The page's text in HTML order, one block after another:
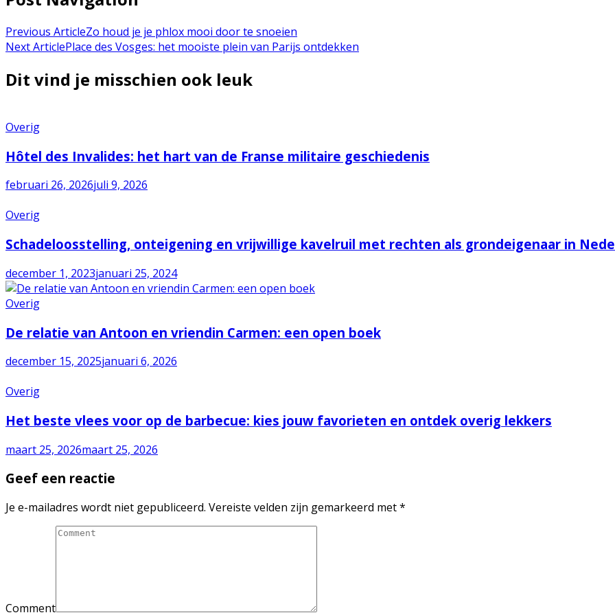
Previous ArticleZo houd je je phlox mooi door te snoeien
Next ArticlePlace des Vosges: het mooiste plein van Parijs ontdekken
Dit vind je misschien ook leuk
Overig
Hôtel des Invalides: het hart van de Franse militaire geschiedenis
februari 26, 2026juli 9, 2026
Overig
Schadeloosstelling, onteigening en vrijwillige kavelruil met rechten als grondeigenaar in
december 1, 2023januari 25, 2024
Overig
De relatie van Antoon en vriendin Carmen: een open boek
december 15, 2025januari 6, 2026
Overig
Het beste vlees voor op de barbecue: kies jouw favorieten en ontdek overig lekkers
maart 25, 2026maart 25, 2026
Geef een reactie
Je e-mailadres wordt niet gepubliceerd. Vereiste velden zijn gemarkeerd met*
Comment